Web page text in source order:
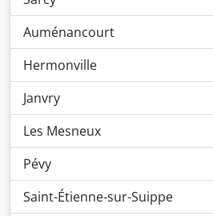
Auménancourt
Hermonville
Janvry
Les Mesneux
Pévy
Saint-Étienne-sur-Suippe